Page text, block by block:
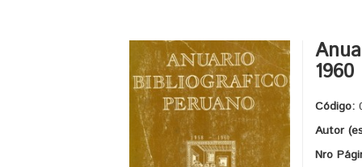
1960
Código:
Autor
Nro